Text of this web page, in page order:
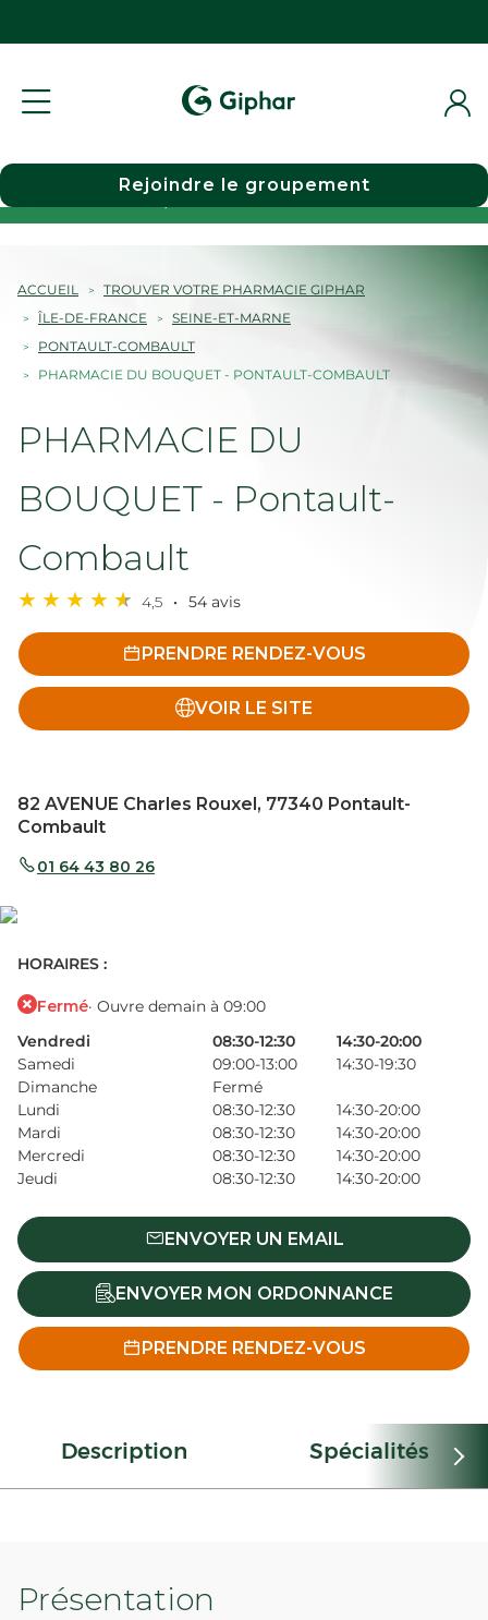
Choisir une pharmacie
Rejoindre le groupement
ACCUEIL
TROUVER VOTRE PHARMACIE GIPHAR
ÎLE-DE-FRANCE
SEINE-ET-MARNE
PONTAULT-COMBAULT
PHARMACIE DU BOUQUET - PONTAULT-COMBAULT
PHARMACIE DU
BOUQUET - Pontault-
Combault
4,5 54 avis
PRENDRE RENDEZ-VOUS
VOIR LE SITE
82 AVENUE Charles Rouxel, 77340 Pontault-
Combault
01 64 43 80 26
HORAIRES :
Fermé· Ouvre demain à 09:00
Vendredi
08:30-12:30
14:30-20:00
Samedi
09:00-13:00
14:30-19:30
Dimanche
Fermé
Lundi
08:30-12:30
14:30-20:00
Mardi
08:30-12:30
14:30-20:00
Mercredi
08:30-12:30
14:30-20:00
Jeudi
08:30-12:30 14:30-20:00
ENVOYER UN EMAIL
ENVOYER MON ORDONNANCE
PRENDRE RENDEZ-VOUS
Description Spécialités
Présentation